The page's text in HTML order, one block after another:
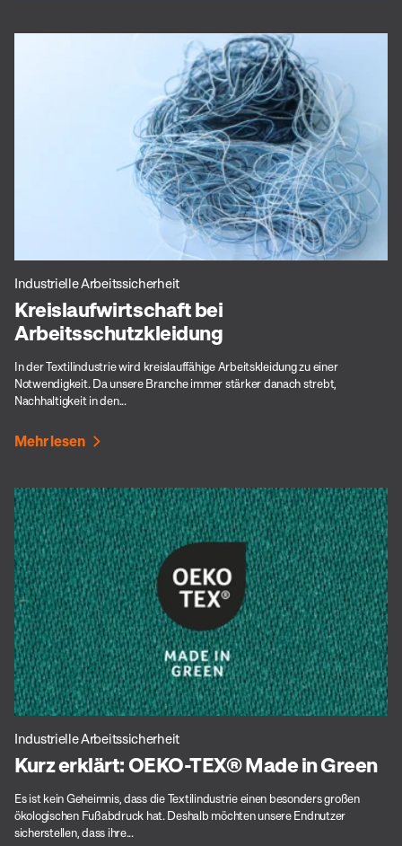
Industrielle Arbeitssicherheit
Kreislaufwirtschaft bei
Arbeitsschutzkleidung
In der Textilindustrie wird kreislauffähige Arbeitskleidung zu einer
Notwendigkeit. Da unsere Branche immer stärker danach strebt,
Nachhaltigkeit in den...
Mehr lesen
Industrielle Arbeitssicherheit
Kurz erklärt: OEKO-TEX® Made in Green
Es ist kein Geheimnis, dass die Textilindustrie einen besonders großen
ökologischen Fußabdruck hat. Deshalb möchten unsere Endnutzer
sicherstellen, dass ihre...